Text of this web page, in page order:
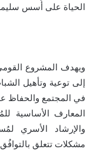
الحياة على أُسس
ويهدف المشروع
إلى توعية وتأهيل
في المجتمع والحفاظ
المعارف الأساسية
والإرشاد الأسري
مشكلات تتعلق